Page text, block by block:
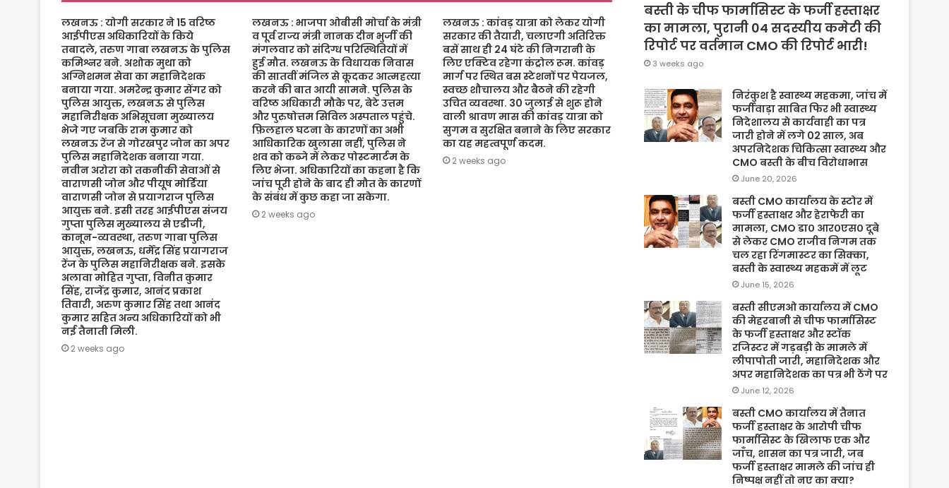
लखनऊ : योगी सरकार ने 15 वरिष्ठ
आईपीएस अधिकारियों के किये
तबादले, तरुण गाबा लखनऊ के पुलिस
कमिश्नर बने. अशोक मुथा को
अग्निशमन सेवा का महानिदेशक
बनाया गया. अमरेन्द्र कुमार सेंगर को
पुलिस आयुक्त, लखनऊ से पुलिस
महानिरीक्षक अभिसूचना मुख्यालय
भेजे गए जबकि राम कुमार को
लखनऊ रेंज से गोरखपुर जोन का अपर
पुलिस महानिदेशक बनाया गया.
नवीन अरोरा को तकनीकी सेवाओं से
वाराणसी जोन और पीयूष मोर्डिया
वाराणसी जोन से प्रयागराज पुलिस
आयुक्त बने. इसी तरह आईपीएस संजय
गुप्ता पुलिस मुख्यालय से एडीजी,
कानून-व्यवस्था, तरुण गाबा पुलिस
आयुक्त, लखनऊ, धर्मेंद्र सिंह प्रयागराज
रेंज के पुलिस महानिरीक्षक बने. इसके
अलावा मोहित गुप्ता, विनीत कुमार
सिंह, राजेंद्र कुमार, आनंद प्रकाश
तिवारी, अरुण कुमार सिंह तथा आनंद
कुमार सहित अन्य अधिकारियों को भी
नई तैनाती मिली.
2 weeks ago
लखनऊ : भाजपा ओबीसी मोर्चा के मंत्री
व पूर्व राज्य मंत्री नानक दीन भुर्जी की
मंगलवार को संदिग्ध परिस्थितियों में
हुई मौत. लखनऊ के विधायक निवास
की सातवीं मंजिल से कूदकर आत्महत्या
करने की बात आयी सामने. पुलिस के
वरिष्ठ अधिकारी मौके पर, बेटे उत्तम
और पुरुषोत्तम सिविल अस्पताल पहुंचे.
फ़िलहाल घटना के कारणों का अभी
आधिकारिक खुलासा नहीं, पुलिस ने
शव को कब्जे में लेकर पोस्टमार्टम के
लिए भेजा. अधिकारियों का कहना है कि
जांच पूरी होने के बाद ही मौत के कारणों
के संबंध में कुछ कहा जा सकेगा.
2 weeks ago
लखनऊ : कांवड़ यात्रा को लेकर योगी
सरकार की तैयारी, चलाएगी अतिरिक्त
बसें साथ ही 24 घंटे की निगरानी के
लिए एक्टिव रहेगा कंट्रोल रूम. कांवड़
मार्ग पर स्थित बस स्टेशनों पर पेयजल,
स्वच्छ शौचालय और बैठने की रहेगी
उचित व्यवस्था. 30 जुलाई से शुरू होने
वाली श्रावण मास की कांवड़ यात्रा को
सुगम व सुरक्षित बनाने के लिए सरकार
का यह महत्वपूर्ण कदम.
2 weeks ago
बस्ती के चीफ फार्मासिस्ट के फर्जी हस्ताक्षर
का मामला, पुरानी 04 सदस्यीय कमेटी की
रिपोर्ट पर वर्तमान CMO की रिपोर्ट भारी!
3 weeks ago
निरंकुश है स्वास्थ्य महकमा, जांच में
फर्जीवाड़ा साबित फिर भी स्वास्थ्य
निदेशालय से कार्यवाही का पत्र
जारी होने में लगे 02 साल, अब
अपरनिदेशक चिकित्सा स्वास्थ्य और
CMO बस्ती के बीच विरोधाभास
June 20, 2026
बस्ती CMO कार्यालय के स्टोर में
फर्जी हस्ताक्षर और हेराफेरी का
मामला, CMO डा० आर०एस० दूबे
से लेकर CMO राजीव निगम तक
चल रहा रिंगमास्टर का सिक्का,
बस्ती के स्वास्थ्य महकमें में लूट
June 15, 2026
बस्ती सीएमओ कार्यालय में CMO
की मेहरबानी से चीफ फार्मासिस्ट
के फर्जी हस्ताक्षर और स्टॉक
रजिस्टर में गड़बड़ी के मामले में
लीपापोती जारी, महानिदेशक और
अपर महानिदेशक का पत्र भी ठेंगे पर
June 12, 2026
बस्ती CMO कार्यालय में तैनात
फर्जी हस्ताक्षर के आरोपी चीफ
फार्मासिस्ट के खिलाफ एक और
जाँच, शासन का पत्र जारी, जब
फर्जी हस्ताक्षर मामले की जांच ही
निष्पक्ष नहीं तो नए का क्या?